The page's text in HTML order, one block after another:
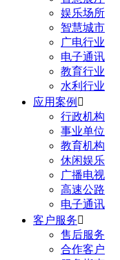
娱乐场所
智慧城市
广电行业
电子通讯
教育行业
水利行业
应用案例 
行政机构
事业单位
教育机构
休闲娱乐
广播电视
高速公路
电子通讯
客户服务
售后服务
合作客户